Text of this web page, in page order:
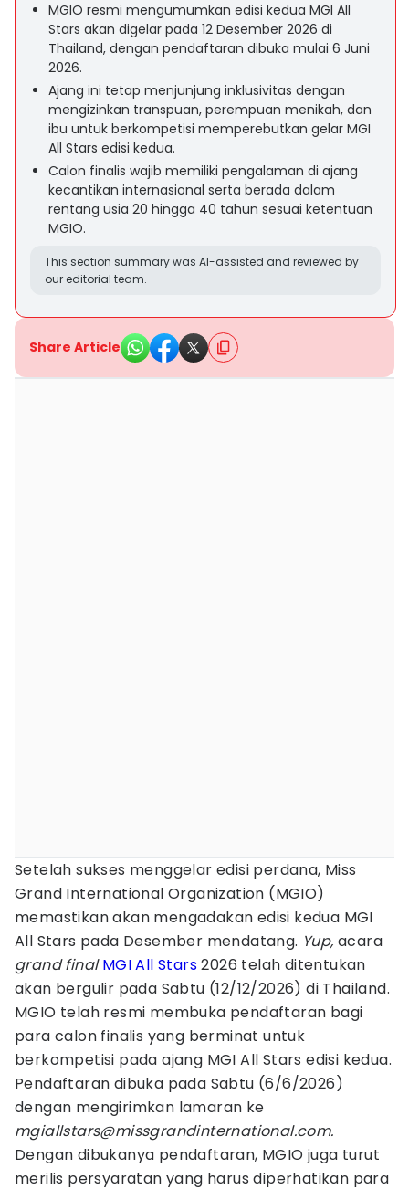
MGIO resmi mengumumkan edisi kedua MGI All
Stars akan digelar pada 12 Desember 2026 di
Thailand, dengan pendaftaran dibuka mulai 6 Juni
2026.
Ajang ini tetap menjunjung inklusivitas dengan
mengizinkan transpuan, perempuan menikah, dan
ibu untuk berkompetisi memperebutkan gelar MGI
All Stars edisi kedua.
Calon finalis wajib memiliki pengalaman di ajang
kecantikan internasional serta berada dalam
rentang usia 20 hingga 40 tahun sesuai ketentuan
MGIO.
This section summary was AI-assisted and reviewed by
our editorial team.
Share Article
Setelah sukses menggelar edisi perdana, Miss
Grand International Organization (MGIO)
memastikan akan mengadakan edisi kedua MGI
All Stars pada Desember mendatang. Yup, acara
grand finalMGI All Stars2026 telah ditentukan
akan bergulir pada Sabtu (12/12/2026) di Thailand.
MGIO telah resmi membuka pendaftaran bagi
para calon finalis yang berminat untuk
berkompetisi pada ajang MGI All Stars edisi kedua.
Pendaftaran dibuka pada Sabtu (6/6/2026)
dengan mengirimkan lamaran ke
mgiallstars@missgrandinternational.com.
Dengan dibukanya pendaftaran, MGIO juga turut
merilis persyaratan yang harus diperhatikan para